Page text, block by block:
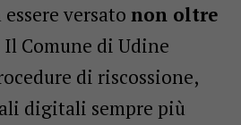
versato non oltre
Il Comune di Udine
di riscossione,
digitali sempre più